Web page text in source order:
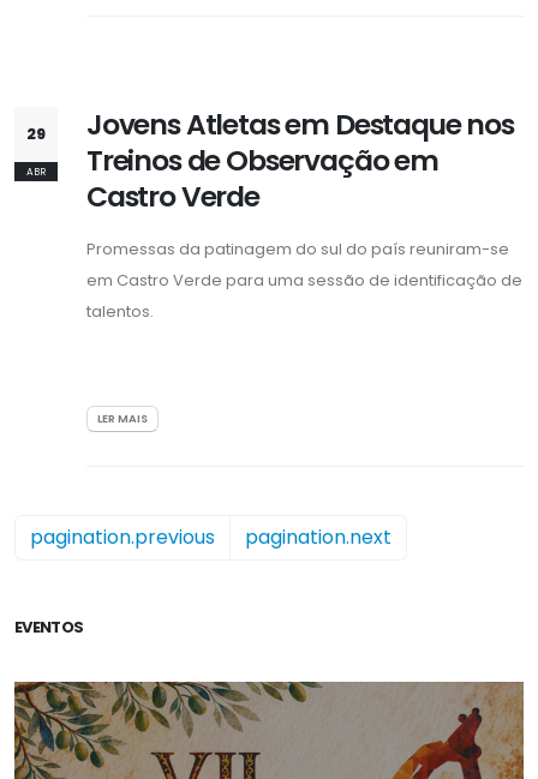
29
ABR
Jovens Atletas em Destaque nos
Treinos de Observação em
Castro Verde
Promessas da patinagem do sul do país reuniram-se
em Castro Verde para uma sessão de identificação de
talentos.
LER MAIS
pagination.previous pagination.next
EVENTOS